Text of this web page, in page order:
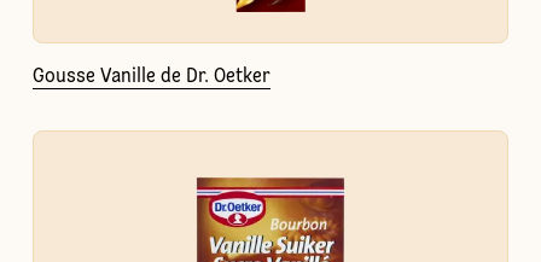
Gousse Vanille de Dr. Oetker